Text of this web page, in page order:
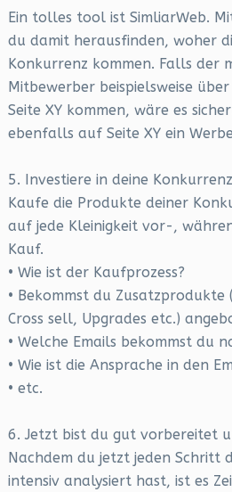
Ein tolles tool ist SimliarWeb.
du damit herausfinden, woher
Konkurrenz kommen. Falls der
Mitbewerber beispielsweise
Seite XY kommen, wäre es
ebenfalls auf Seite XY ein
5. Investiere in deine Konkurrenz
Kaufe die Produkte deiner
auf jede Kleinigkeit vor-,
Kauf.
• Wie ist der Kaufprozess?
• Bekommst du Zusatzprodukte
Cross sell, Upgrades etc.)
• Welche Emails bekommst du
• Wie ist die Ansprache in den
• etc.
6. Jetzt bist du gut vorbereitet
Nachdem du jetzt jeden Schritt
intensiv analysiert hast, ist es